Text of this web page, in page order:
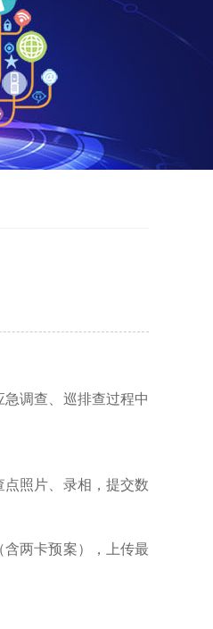
调查、巡排查过程中
照片、录相，提交数
含两卡预案），上传最